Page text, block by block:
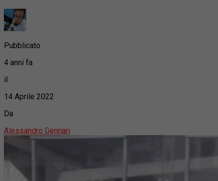
Pubblicato
4 anni fa
il
14 Aprile 2022
Da
Alessandro Gennari